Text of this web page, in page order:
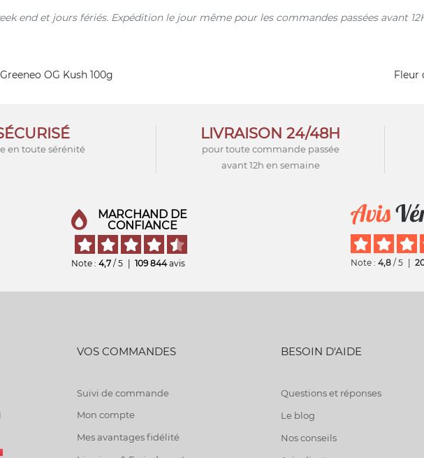
end et jours fériés. Expédition le jour même pour les commandes passées avant
OG Kush 100g Fleur
en toute sérénité
LIVRAISON 24/48H
pour toute commande passée
avant 12h en semaine
MARCHAND DE
CONFIANCE
Note : 4,7 / 5 109 844avis Note : 4,8 / 5
VOS COMMANDES
Suivi de commande
Mon compte
Mes avantages fidélité
BESOIN D'AIDE
Questions et réponses
Le blog
Nos conseils